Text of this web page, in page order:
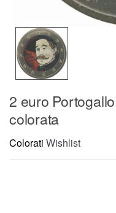
2 euro
colorata
Colorati Wishlist